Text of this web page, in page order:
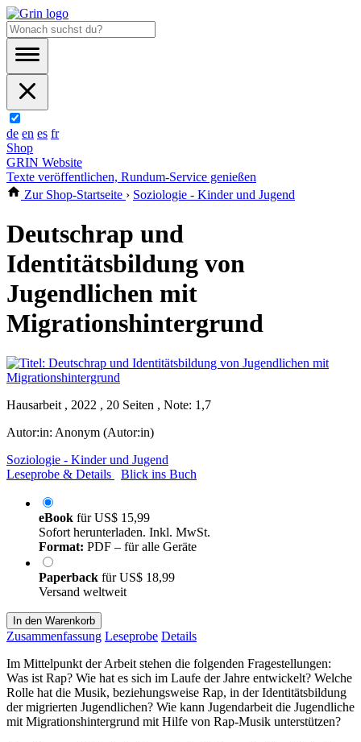
de en es fr
Shop
GRIN Website
Texte veröffentlichen, Rundum-Service genießen
Zur Shop-Startseite › Soziologie - Kinder und Jugend
Deutschrap und
Identitätsbildung von
Jugendlichen mit
Migrationshintergrund
Hausarbeit , 2022 , 20 Seiten , Note: 1,7
Autor:in: Anonym (Autor:in)
Soziologie - Kinder und Jugend
Leseprobe & Details
Blick ins Buch
eBook fürUS$ 15,99
Sofort herunterladen. Inkl. MwSt.
Format: PDF – für alle Geräte
Paperback fürUS$ 18,99
Versand weltweit
In den Warenkorb
Zusammenfassung Leseprobe Details
Im Mittelpunkt der Arbeit stehen die folgenden Fragestellungen:
Was ist Rap? Wie hat es sich im Laufe der Jahre entwickelt? Welche
Rolle hat die Musik, beziehungsweise Rap, in der Identitätsbildung
der migrierten Jugendlichen? Wie kann Jugendarbeit die Jugendliche
mit Migrationshintergrund mit Hilfe von Rap-Musik unterstützen?